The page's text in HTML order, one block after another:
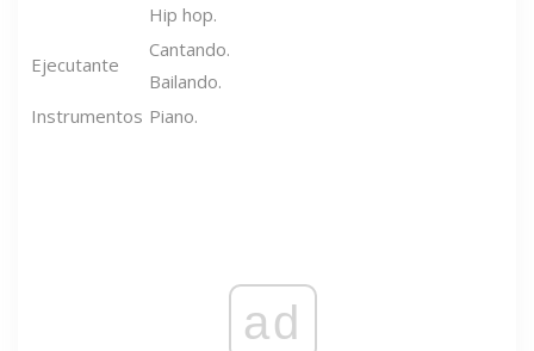
Hip hop.
Ejecutante
Cantando.
Bailando.
Instrumentos Piano.
ad